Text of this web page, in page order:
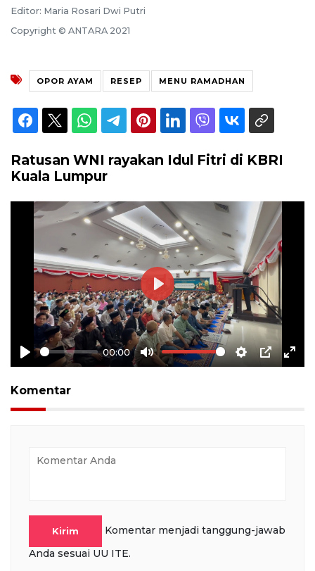
Editor: Maria Rosari Dwi Putri
Copyright © ANTARA 2021
OPOR AYAM RESEP MENU RAMADHAN
Ratusan WNI rayakan Idul Fitri di KBRI
Kuala Lumpur
Play
00:00
Mute Settings
PIP
Play
Komentar
Kirim
Komentar menjadi tanggung-jawab
Anda sesuai UU ITE.